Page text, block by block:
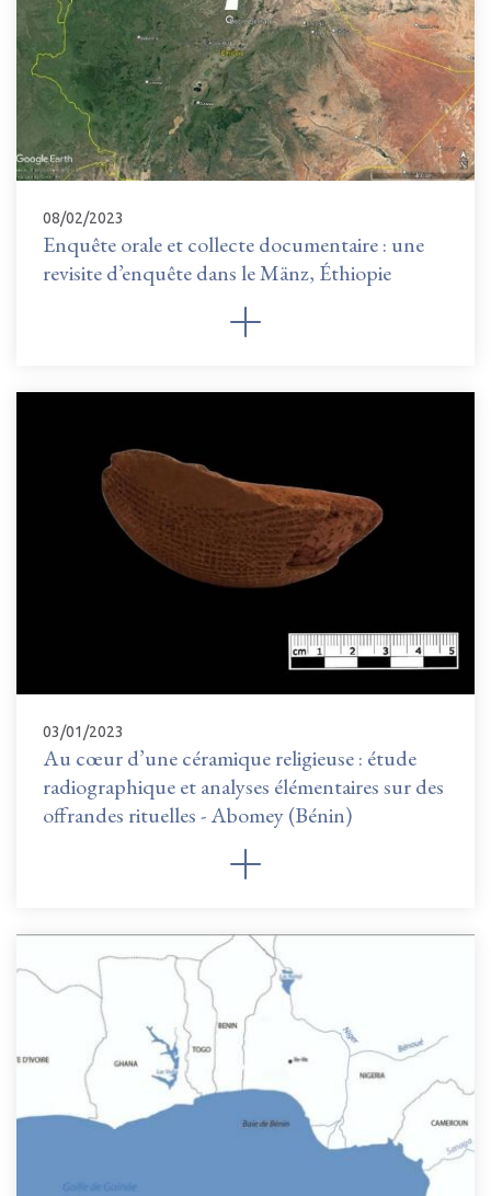
08/02/2023
Enquête orale et collecte documentaire : une
revisite d’enquête dans le Mänz, Éthiopie
03/01/2023
Au cœur d’une céramique religieuse : étude
radiographique et analyses élémentaires sur des
offrandes rituelles - Abomey (Bénin)